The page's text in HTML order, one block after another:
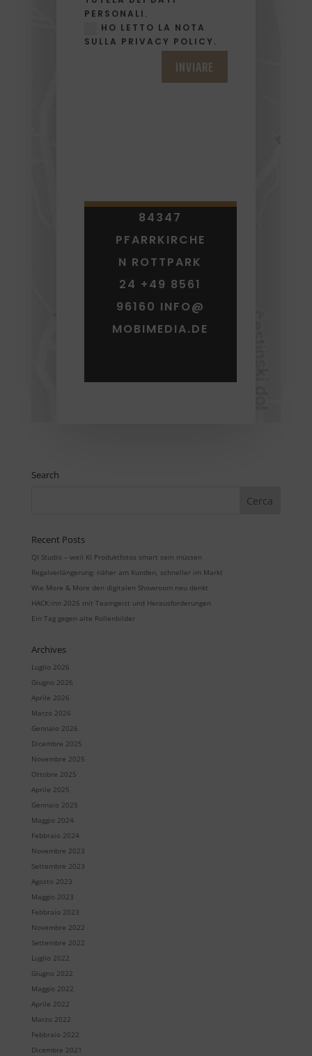
PERSONALI.
HO LETTO LA NOTA
SULLA PRIVACY POLICY.
INVIARE
84347
PFARRKIRCHE
N ROTTPARK
24 +49 8561
96160 INFO@
MOBIMEDIA.DE
Search
Recent Posts
QI Studio – weil KI Produktfotos smart sein müssen
Regalverlängerung: näher am Kunden, schneller im Markt
Wie More & More den digitalen Showroom neu denkt
HACK:inn 2026 mit Teamgeist und Herausforderungen
Ein Tag gegen alte Rollenbilder
Archives
Luglio 2026
Giugno 2026
Aprile 2026
Marzo 2026
Gennaio 2026
Dicembre 2025
Novembre 2025
Ottobre 2025
Aprile 2025
Gennaio 2025
Maggio 2024
Febbraio 2024
Novembre 2023
Settembre 2023
Agosto 2023
Maggio 2023
Febbraio 2023
Novembre 2022
Settembre 2022
Luglio 2022
Giugno 2022
Maggio 2022
Aprile 2022
Marzo 2022
Febbraio 2022
Dicembre 2021